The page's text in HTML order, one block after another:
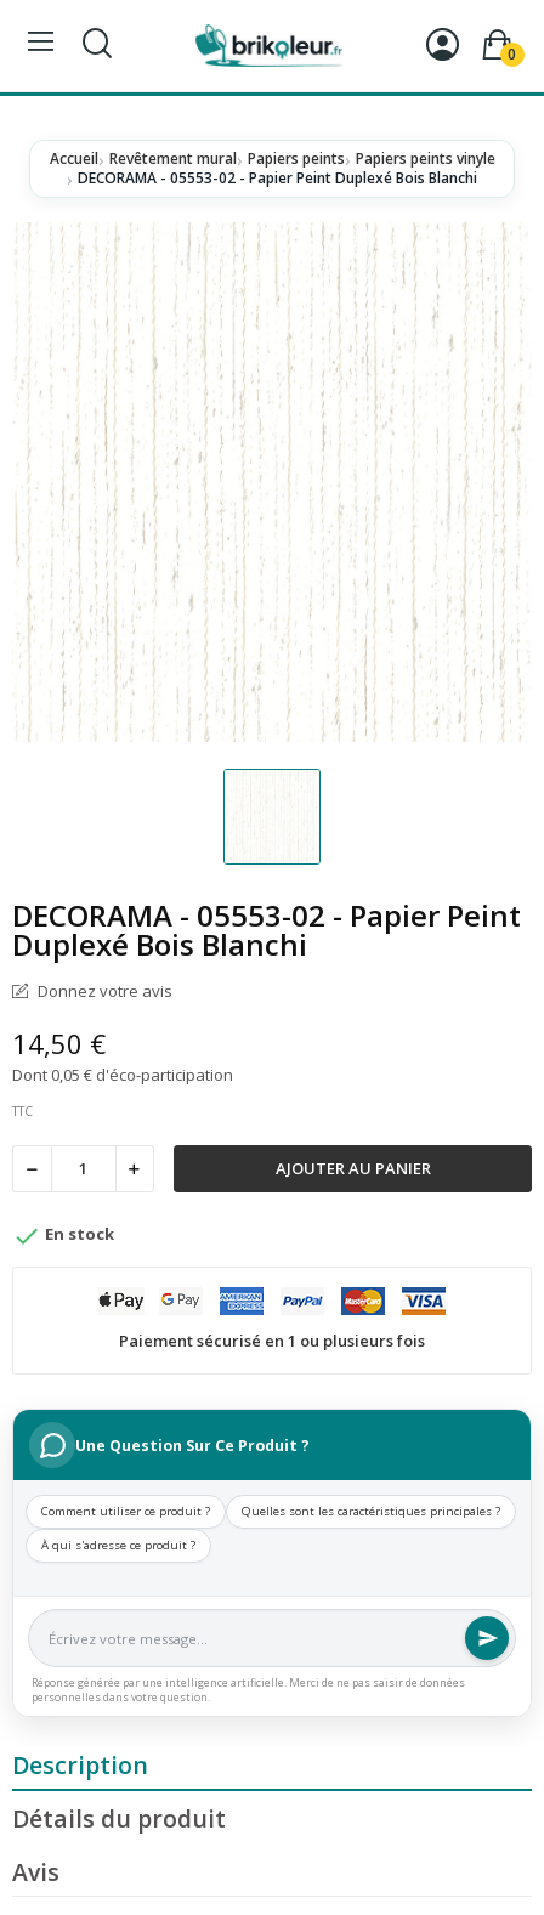
0
Accueil Revêtement mural Papiers peints Papiers peints vinyle
DECORAMA - 05553-02 - Papier Peint Duplexé Bois Blanchi
DECORAMA - 05553-02 - Papier Peint
Duplexé Bois Blanchi
Donnez votre avis
14,50 €
Dont 0,05 € d'éco-participation
TTC
AJOUTER AU PANIER
 En stock
Paiement sécurisé en 1 ou plusieurs fois
Une Question Sur Ce Produit ?
Comment utiliser ce produit ? Quelles sont les caractéristiques principales ?
À qui s'adresse ce produit ?
Réponse générée par une intelligence artificielle. Merci de ne pas saisir de données
personnelles dans votre question.
Description
Détails du produit
Avis